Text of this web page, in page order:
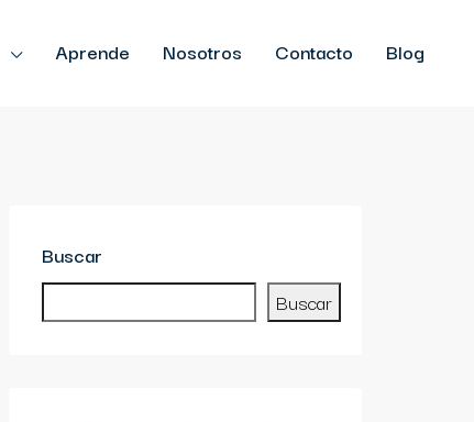
Aprende Nosotros Contacto Blog
Buscar
Buscar